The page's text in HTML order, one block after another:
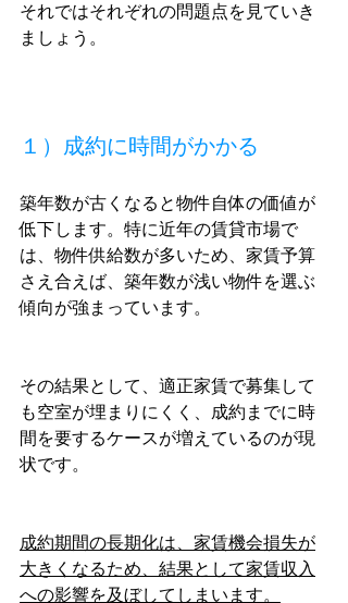
それではそれぞれの問題点を見ていき
ましょう。
１）成約に時間がかかる
築年数が古くなると物件自体の価値が
低下します。特に近年の賃貸市場で
は、物件供給数が多いため、家賃予算
さえ合えば、築年数が浅い物件を選ぶ
傾向が強まっています。
その結果として、適正家賃で募集して
も空室が埋まりにくく、成約までに時
間を要するケースが増えているのが現
状です。
成約期間の長期化は、家賃機会損失が
大きくなるため、結果として家賃収入
への影響を及ぼしてしまいます。